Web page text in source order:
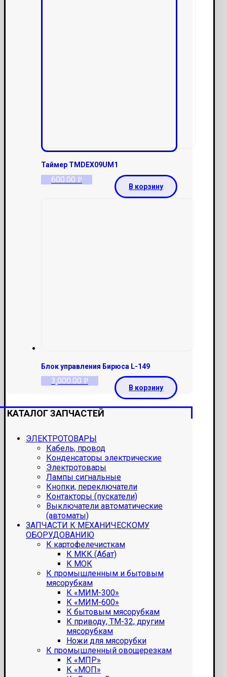
Таймер TMDEX09UM1
600.00 Р
В корзину
Блок управления Бирюса L-149
3,000.00 Р
В корзину
КАТАЛОГ ЗАПЧАСТЕЙ
ЭЛЕКТРОТОВАРЫ
Кабель, провод
Конденсаторы электрические
Электротовары
Лампы сигнальные
Кнопки, переключатели
Контакторы (пускатели)
Выключатели автоматические
(автоматы)
ЗАПЧАСТИ К МЕХАНИЧЕСКОМУ
ОБОРУДОВАНИЮ
К картофелечисткам
К МКК (Абат)
К МОК
К промышленным и бытовым
мясорубкам
К «МИМ-300»
К «МИМ-600»
К бытовым мясорубкам
К приводу, ТМ-32, другим
мясорубкам
Ножи для мясорубки
К промышленный овощерезкам
К «МПР»
К «МОП»